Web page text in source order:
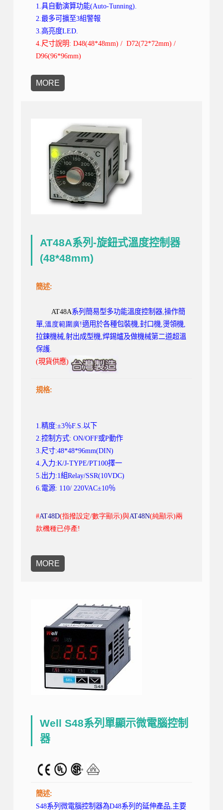
1.具自動演算功能(Auto-Tunning).
2.最多可擴至3組警報
3.高亮度LED.
4.尺寸說明: D48(48*48mm) / D72(72*72mm) /
D96(96*96mm)
MORE
AT48A系列-旋鈕式溫度控制器
(48*48mm)
簡述:
AT48A系列 簡易型多功能溫度控制器, 操作簡
單 ,溫度範圍廣!適用於各種包裝機, 封口機, 燙領機,
拉鍊機械, 射出成型機, 焊錫爐及做機械第二道超溫
保護.
(現貨供應)
規格:
1.精度:±3％F.S. 以下
2. 控制方式: ON/OFF或P動作
3. 尺寸:48*48*96mm(DIN)
4. 入力:K/J-TYPE/PT100擇一
5. 出力:1組Relay/SSR(10VDC)
6. 電源: 110/ 220VAC±10％
#AT48D(指撥設定/數字顯示)與AT48N(純顯示)兩
款機種已停產!
MORE
Well S48系列單顯示微電腦控制
器
簡述:
S48系列微電腦控制器為D48系列的延伸產品,主要